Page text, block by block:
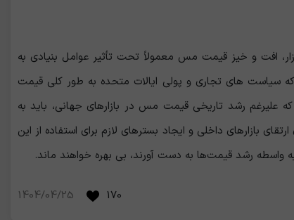
افت و خیز قیمت مس معمولاً تحت تأثیر عوامل بنیادی به
سیاست ‌های تجاری و پولی ایالات متحده به‌ ‌طور کلی قیمت
علیرغم رشد تاریخی قیمت مس در بازارهای جهانی، باید به
بازارهای داخلی و ایجاد بسترهای لازم برای استفاده از این
رشد قیمت‌ها به دست آورند، بی ‌بهره خواهند ماند.
170
1404/04/25